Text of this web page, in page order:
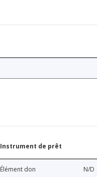
Instrument de prêt
Élément don N/D